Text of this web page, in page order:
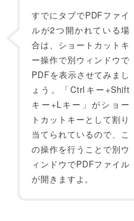
すでにタブでPDFファイ
ルが2つ開かれている場
合は、ショートカットキ
ー操作で別ウィンドウで
PDFを表示させてみまし
ょう。「Ctrlキー+Shift
キー+Lキー」がショー
トカットキーとして割り
当てられているので、こ
の操作を行うことで別ウ
ィンドウでPDFファイル
が開きますよ。